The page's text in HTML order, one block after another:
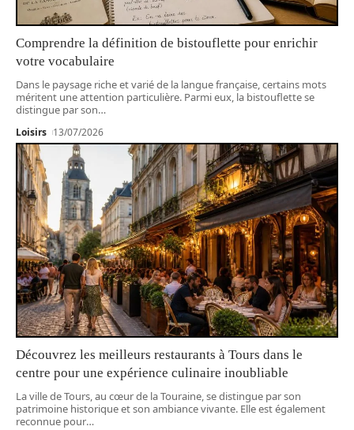
Comprendre la définition de bistouflette pour enrichir
votre vocabulaire
Dans le paysage riche et varié de la langue française, certains mots
méritent une attention particulière. Parmi eux, la bistouflette se
distingue par son…
Loisirs 13/07/2026
Découvrez les meilleurs restaurants à Tours dans le
centre pour une expérience culinaire inoubliable
La ville de Tours, au cœur de la Touraine, se distingue par son
patrimoine historique et son ambiance vivante. Elle est également
reconnue pour…